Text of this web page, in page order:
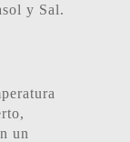
y Sal.
un